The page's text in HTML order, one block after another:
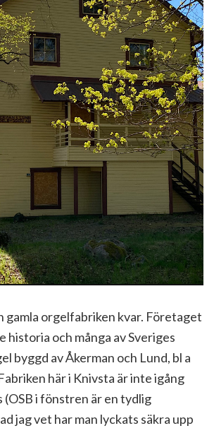
gamla orgelfabriken kvar. Företaget
historia och många av Sveriges
byggd av Åkerman och Lund, bl a
här i Knivsta är inte igång
(OSB i fönstren är en tydlig
jag vet har man lyckats säkra upp